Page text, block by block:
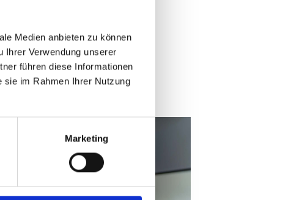
Medien anbieten zu können
Ihrer Verwendung unserer
führen diese Informationen
sie im Rahmen Ihrer Nutzung
Marketing